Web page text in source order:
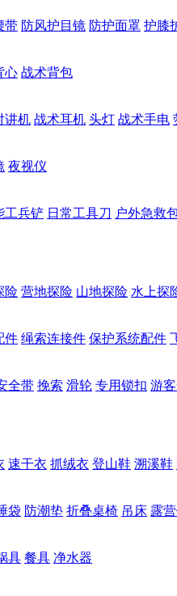
带 防风护目镜 防护面罩 护膝
心 战术背包
讲机 战术耳机 头灯 战术手电
夜视仪
工兵铲 日常工具刀 户外急救
险 营地探险 山地探险 水上探
件 绳索连接件 保护系统配件
全带 挽索 滑轮 专用锁扣 游
速干衣 抓绒衣 登山鞋 溯溪鞋
袋 防潮垫 折叠桌椅 吊床 露
具 餐具 净水器